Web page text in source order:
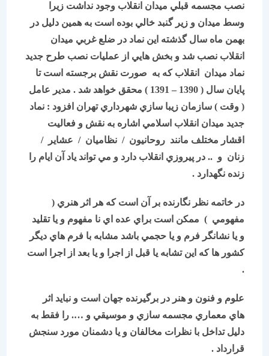
نصب مجسمه قبلي ميدان انقلاب وجود نداشت زيرا
وسط ميدان و زير گنبد خالي بوده است به همين دليل در
بهمن ماه سال گذشته اين نماد در ضلع غربي ميدان
انقلاب نصب شد و بخش هايي از عمليات نصب طرح جديد
نماد ميدان انقلاب كه به صورت نقش برجسته است تا
پايان سال ( 1390 – 1391 ) محقق خواهد شد . مدير عامل
( وقت ) سازمان زيبا سازي شهرداري تهران افزود : نماد
جديد ميدان انقلاب اسلامي اشاره به نقش و فعاليت
اقشار مختلف مانند روحانيون / نظاميان / عشاير /
زنان و .. در پيروزي انقلاب دارد و مي تواند ياد آن ايام را
زنده نگهدارد .
در خاتمه نظر نگارنده بر آن است كه هر اثر هنري (
مفهومي ) ممكن است براي عده اي نا مفهوم و يا تقليد
و يا نشانگر فرم و يا حجمي باشد مشابه با فرم هاي ديگر
كشور ها كه اين تشابه يا قبل از اجرا و يا بعد از اجرا است
علوم و فنون و هنر در برگيرنده جهان است و نبايد اثر
هاي معماري مجسمه سازي و موسيقي و …. را فقط به
دليل تداخل با نظرات مخالفان و يا دشمنان مورد سنجش
قرارداد .